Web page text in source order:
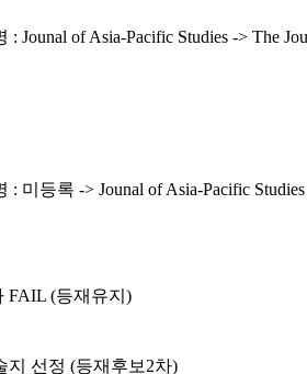
: Jounal of Asia-Pacific Studies -> The
: 미등록 -> Jounal of Asia-Pacific Studies
FAIL (등재유지)
지 선정 (등재후보2차)